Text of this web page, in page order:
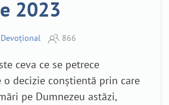
2023
Devoțional 866
ceva ce se petrece
o decizie conștientă prin care
pe Dumnezeu astăzi,